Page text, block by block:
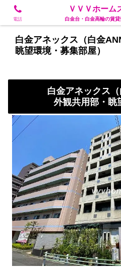
白金アネックス（白金
眺望環境・募集部屋）
白金アネックス（
外観共用部・眺
電話
ＶＶＶホーム
白金台・白金高輪の賃